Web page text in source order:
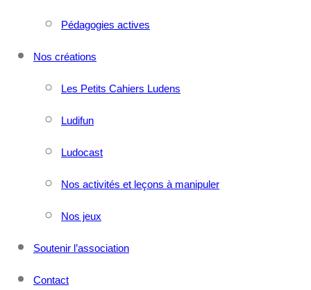
Pédagogies actives
Nos créations
Les Petits Cahiers Ludens
Ludifun
Ludocast
Nos activités et leçons à manipuler
Nos jeux
Soutenir l’association
Contact